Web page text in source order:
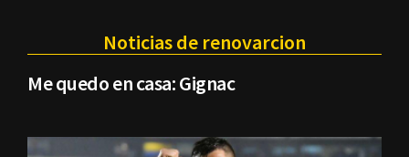
Noticias de renovarcion
Me quedo en casa: Gignac